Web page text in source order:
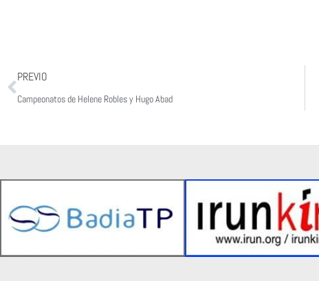
Prev
PREVIO
Campeonatos de Helene Robles y Hugo Abad